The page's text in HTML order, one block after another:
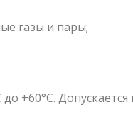
газы и пары;
+60°С.